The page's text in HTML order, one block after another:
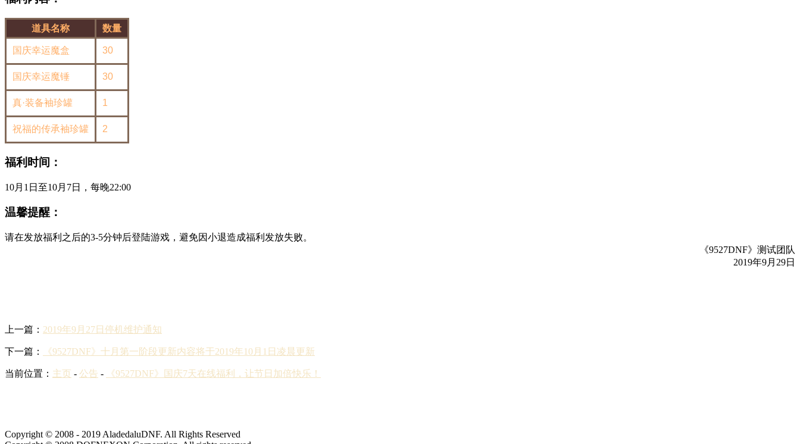
道具名称 数量
国庆幸运魔盒 30
国庆幸运魔锤 30
真·装备袖珍罐 1
祝福的传承袖珍罐 2
福利时间：
10月1日至10月7日，每晚22:00
温馨提醒：
请在发放福利之后的3-5分钟后登陆游戏，避免因小退造成福利发放失败。
《9527DNF》测试团队
2019年9月29日
上一篇： 2019年9月27日停机维护通知
下一篇： 《9527DNF》十月第一阶段更新内容将于2019年10月1日凌晨更新
当前位置： 主页 - 公告 - 《9527DNF》国庆7天在线福利，让节日加倍快乐！
Copyright © 2008 - 2019 AladedaluDNF. All Rights Reserved